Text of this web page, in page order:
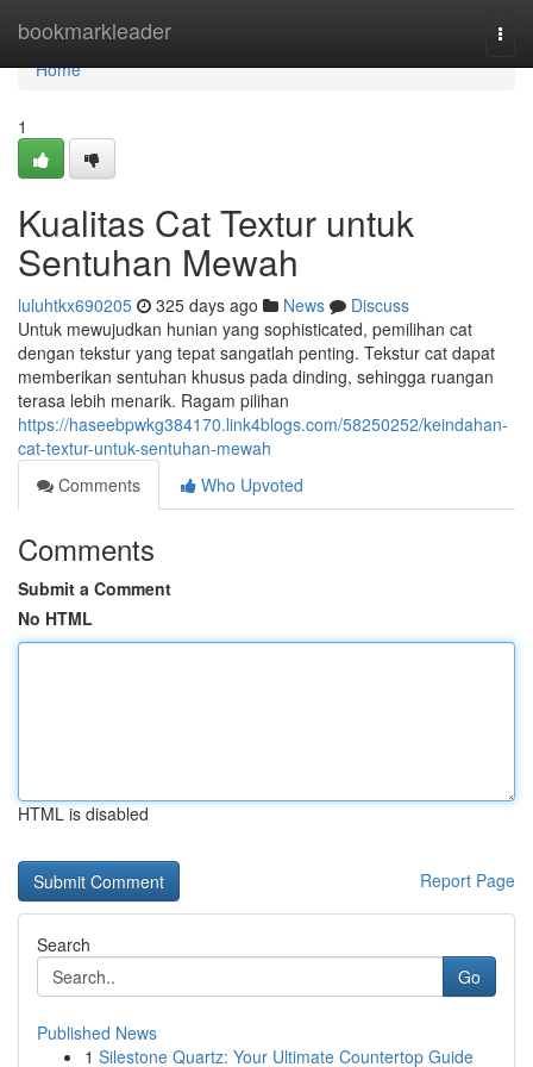
bookmarkleader
Home
Home
1
Kualitas Cat Textur untuk
Sentuhan Mewah
luluhtkx690205 325 days ago News
Discuss
Untuk mewujudkan hunian yang sophisticated, pemilihan cat
dengan tekstur yang tepat sangatlah penting. Tekstur cat dapat
memberikan sentuhan khusus pada dinding, sehingga ruangan
terasa lebih menarik. Ragam pilihan
https://haseebpwkg384170.link4blogs.com/58250252/keindahan-
cat-textur-untuk-sentuhan-mewah
Comments
Who Upvoted
Comments
Submit a Comment
No HTML
HTML is disabled
Report Page
Search
Go
Published News
1 Silestone Quartz: Your Ultimate Countertop Guide